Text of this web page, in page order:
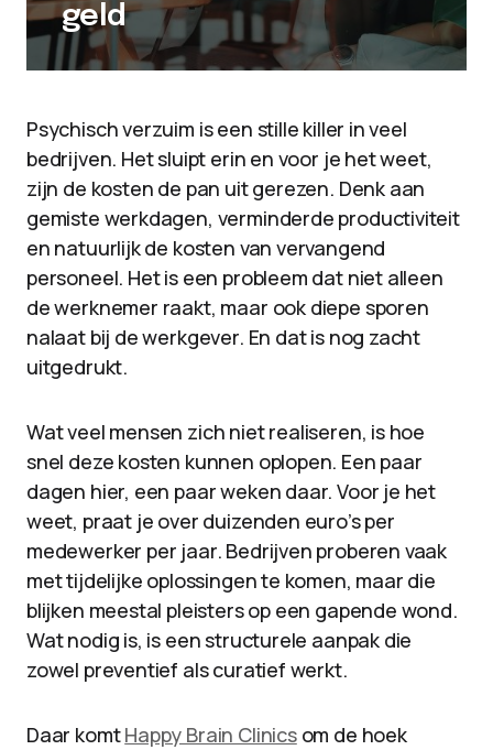
geld
Psychisch verzuim is een stille killer in veel
bedrijven. Het sluipt erin en voor je het weet,
zijn de kosten de pan uit gerezen. Denk aan
gemiste werkdagen, verminderde productiviteit
en natuurlijk de kosten van vervangend
personeel. Het is een probleem dat niet alleen
de werknemer raakt, maar ook diepe sporen
nalaat bij de werkgever. En dat is nog zacht
uitgedrukt.
Wat veel mensen zich niet realiseren, is hoe
snel deze kosten kunnen oplopen. Een paar
dagen hier, een paar weken daar. Voor je het
weet, praat je over duizenden euro’s per
medewerker per jaar. Bedrijven proberen vaak
met tijdelijke oplossingen te komen, maar die
blijken meestal pleisters op een gapende wond.
Wat nodig is, is een structurele aanpak die
zowel preventief als curatief werkt.
Daar komtHappy Brain Clinicsom de hoek